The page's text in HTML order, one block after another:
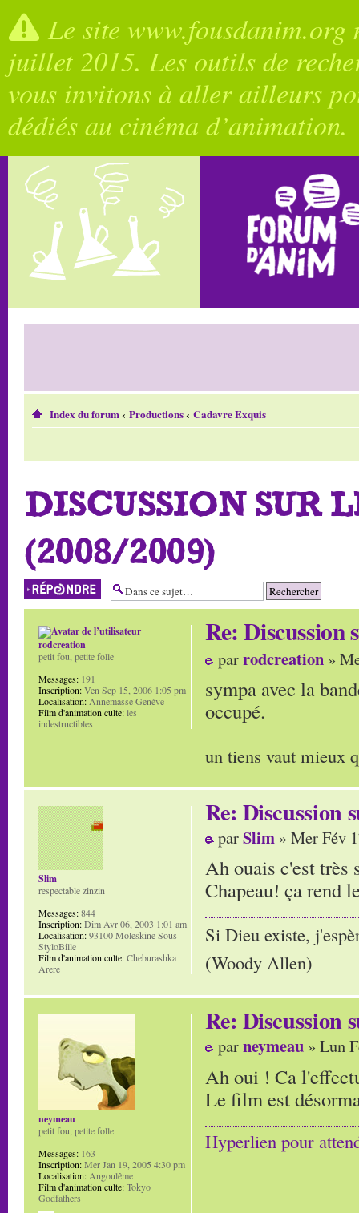
Le site
juillet 2015. Les outils de
vous invitons à allerailleurs
dédiés au cinéma d’animation.
Index du forum‹ Productions‹ Cadavre Exquis
DISCUSSION SUR
(2008/2009)
Répondre
Re: Discussion
parrodcreation »
sympa avec la
occupé.
un tiens vaut mieux
rodcreation
petit fou, petite folle
Messages: 191
Inscription:Ven Sep 15, 2006 1:05 pm
Localisation: Annemasse Genève
Film d'animation culte:les
indestructibles
Re: Discussion
parSlim » Mer Fév
Ah ouais c'est très
Chapeau! ça rend
Si Dieu existe,
(Woody Allen)
Slim
respectable zinzin
Messages:844
Inscription:Dim Avr 06, 2003 1:01 am
Localisation:93100 Moleskine Sous
StyloBille
Film d'animation culte:Cheburashka
Arere
Re: Discussion
parneymeau » Lun
Ah oui ! Ca
Le film est
Hyperlien pour
neymeau
petit fou, petite folle
Messages: 163
Inscription:Mer Jan 19, 2005 4:30 pm
Localisation: Angoulême
Film d'animation culte:Tokyo
Godfathers